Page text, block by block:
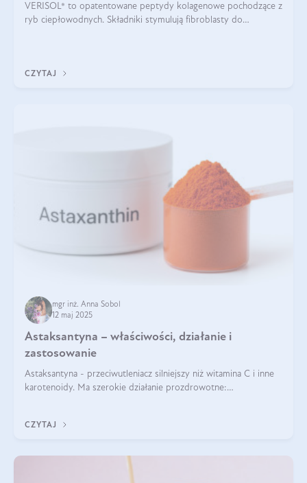
VERISOL® to opatentowane peptydy kolagenowe pochodzące z
ryb ciepłowodnych. Składniki stymulują fibroblasty do
CZYTAJ
mgr inż. Anna Sobol
12 maj 2025
Astaksantyna – właściwości, działanie i
zastosowanie
Astaksantyna - przeciwutleniacz silniejszy niż witamina C i inne
karotenoidy. Ma szerokie działanie prozdrowotne:
CZYTAJ